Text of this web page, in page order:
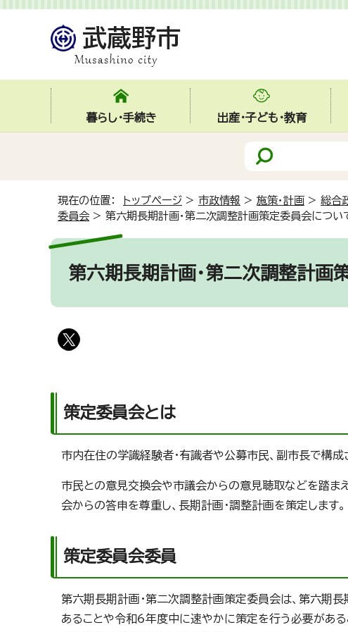
暮らし・手続き 出産・子ども・教育
現在の位置： トップページ > 市政情報 > 施策・計画 > 総合
委員会 > 第六期長期計画・第二次調整計画策定委員会につい
第六期長期計画・第二次調整計画
策定委員会とは
市内在住の学識経験者・有識者や公募市民、副市長で構成
市民との意見交換会や市議会からの意見聴取などを踏ま
会からの答申を尊重し、長期計画・調整計画を策定します。
策定委員会委員
第六期長期計画・第二次調整計画策定委員会は、第六期
あることや令和6年度中に速やかに策定を行う必要がある